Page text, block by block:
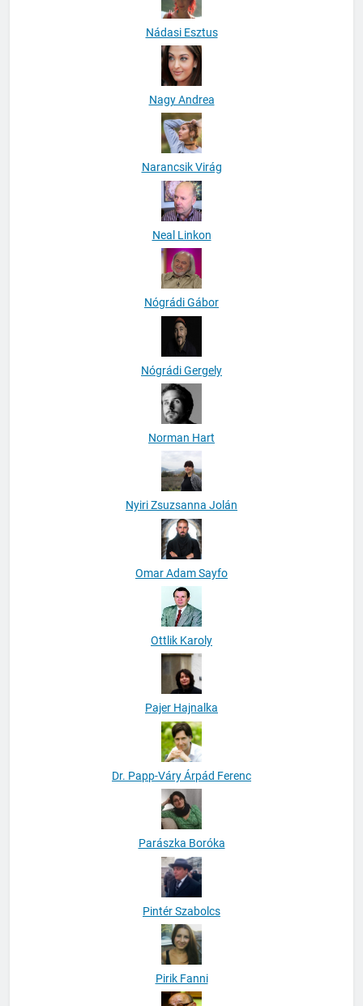
Nádasi Esztus
Nagy Andrea
Narancsik Virág
Neal Linkon
Nógrádi Gábor
Nógrádi Gergely
Norman Hart
Nyiri Zsuzsanna Jolán
Omar Adam Sayfo
Ottlik Karoly
Pajer Hajnalka
Dr. Papp-Váry Árpád Ferenc
Parászka Boróka
Pintér Szabolcs
Pirik Fanni